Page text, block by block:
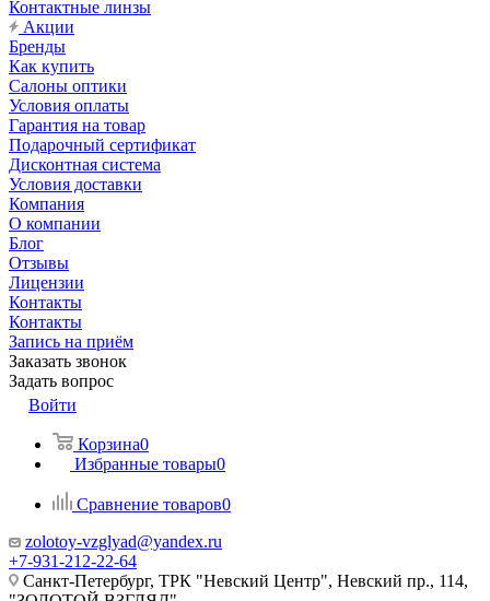
Контактные линзы
Акции
Бренды
Как купить
Салоны оптики
Условия оплаты
Гарантия на товар
Подарочный сертификат
Дисконтная система
Условия доставки
Компания
О компании
Блог
Отзывы
Лицензии
Контакты
Контакты
Запись на приём
Заказать звонок
Задать вопрос
Войти
Корзина0
Избранные товары0
Сравнение товаров0
zolotoy-vzglyad@yandex.ru
+7-931-212-22-64
Санкт-Петербург, ТРК "Невский Центр", Невский пр., 114,